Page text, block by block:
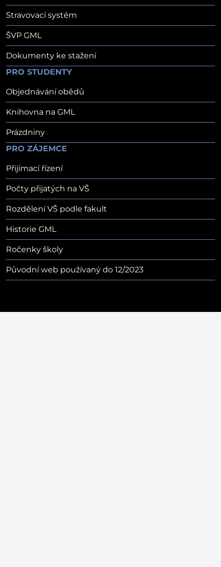
Stravovací systém
ŠVP GML
Dokumenty ke stažení
PRO STUDENTY
Objednávání obědů
Knihovna na GML
Prázdniny
PRO ZÁJEMCE
Přijímací řízení
Počty přijatých na VŠ
Rozdělení VŠ podle fakult
Historie GML
Ročenky školy
Původní web používaný do 12/2023